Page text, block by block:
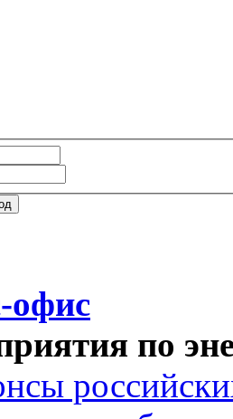
офис
по